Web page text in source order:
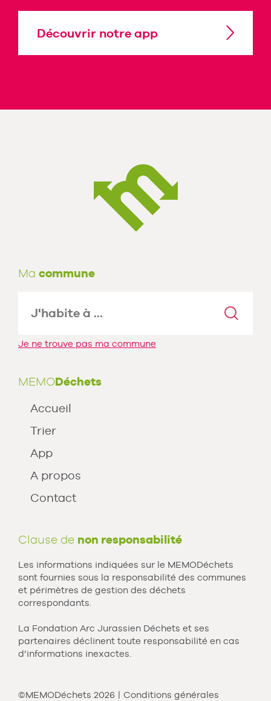
Découvrir notre app
Ma commune
Je ne trouve pas ma commune
MEMODéchets
Accueil
Trier
App
A propos
Contact
Clause de non responsabilité
Les informations indiquées sur le MEMODéchets
sont fournies sous la responsabilité des communes
et périmètres de gestion des déchets
correspondants.
La Fondation Arc Jurassien Déchets et ses
partenaires déclinent toute responsabilité en cas
d’informations inexactes.
©MEMODéchets 2026 Conditions générales